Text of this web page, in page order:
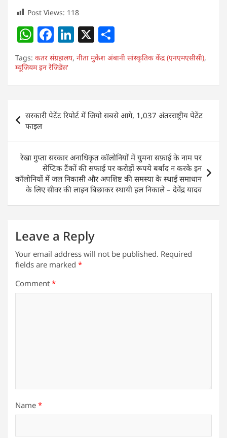
Post Views: 118
W
h
at
s
p
p
F
a
c
e
o
k
Li
n
k
e
n
X
h
ar
e
Tags: कतर संग्रहालय, नीता मुकेश अंबानी सांस्कृतिक केंद्र (एनएमएसीसी),
म्यूजियम इन रेजिडेंस'
navigation
सरकारी पेटेंट रिपोर्ट में जियो सबसे आगे, 1,037 अंतरराष्ट्रीय पेटेंट
फाइल
रेखा गुप्ता सरकार अनाधिकृत कॉलोनियों में युमना सफ़ाई के नाम पर
सेप्टिक टैंकों की सफाई पर करोड़ों रूपये बर्बाद न करके इन
कॉलोनियों में जल निकासी और अपशिष्ट की समस्या के स्थाई समाधान
के लिए सीवर की लाइन बिछाकर स्थायी हल निकाले – देवेंद्र यादव
Leave a Reply
Your email address will not be published. Required
fields are marked *
Comment *
Name *